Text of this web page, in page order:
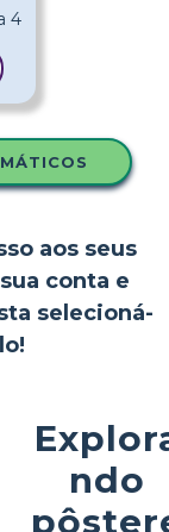
aos seus
conta e
selecioná-
ndo